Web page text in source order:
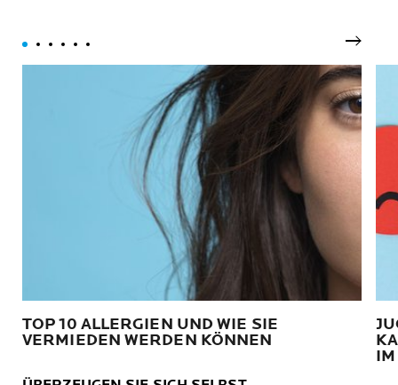
TOP 10 ALLERGIEN UND WIE SIE
VERMIEDEN WERDEN KÖNNEN
IM